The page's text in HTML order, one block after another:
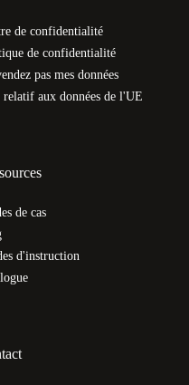
de confidentialité
de confidentialité
pas mes données
relatif aux données de l'UE
de cas
d'instruction